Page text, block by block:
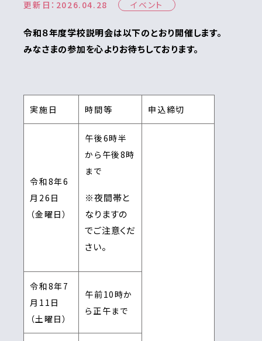
更新日：2026.04.28 イベント
令和８年度学校説明会は以下のとおり開催します。
みなさまの参加を心よりお待ちしております。
実施日 時間等 申込締切
令和8年6
月26日
（金曜日）
午後6時半
から午後8時
まで
※夜間帯と
なりますの
でご注意くだ
さい。
令和8年7
月11日
（土曜日）
午前10時か
ら正午まで